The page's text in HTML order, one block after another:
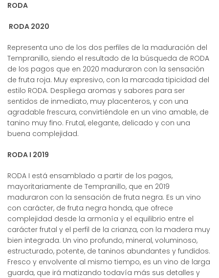
RODA
RODA 2020
Representa uno de los dos perfiles de la maduración del
Tempranillo, siendo el resultado de la búsqueda de RODA
de los pagos que en 2020 maduraron con la sensación
de fruta roja. Muy expresivo, con la marcada tipicidad del
estilo RODA. Despliega aromas y sabores para ser
sentidos de inmediato, muy placenteros, y con una
agradable frescura, convirtiéndole en un vino amable, de
tanino muy fino. Frutal, elegante, delicado y con una
buena complejidad.
RODA I 2019
RODA I está ensamblado a partir de los pagos,
mayoritariamente de Tempranillo, que en 2019
maduraron con la sensación de fruta negra. Es un vino
con carácter, de fruta negra honda, que ofrece
complejidad desde la armonía y el equilibrio entre el
carácter frutal y el perfil de la crianza, con la madera muy
bien integrada. Un vino profundo, mineral, voluminoso,
estructurado, potente, de taninos abundantes y fundidos.
Fresco y envolvente al mismo tiempo, es un vino de larga
guarda, que irá matizando todavía más sus detalles y